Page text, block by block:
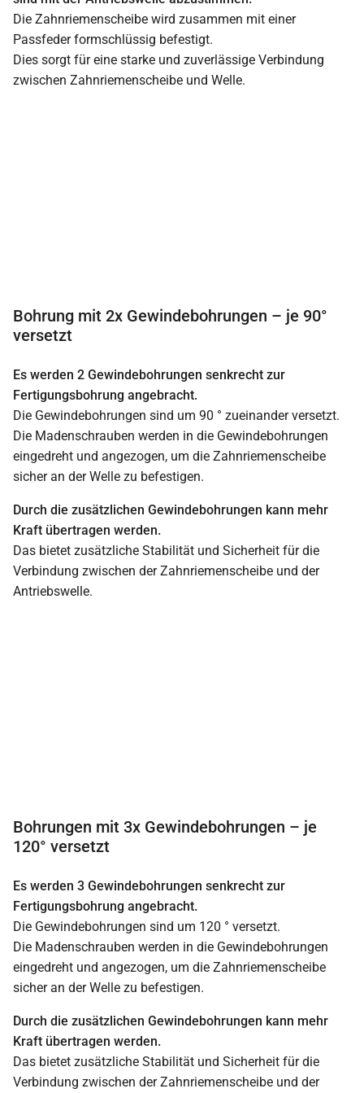
Die Zahnriemenscheibe wird zusammen mit einer
Passfeder formschlüssig befestigt.
Dies sorgt für eine starke und zuverlässige Verbindung
zwischen Zahnriemenscheibe und Welle.
Bohrung mit 2x Gewindebohrungen – je 90°
versetzt
Es werden 2 Gewindebohrungen senkrecht zur
Fertigungsbohrung angebracht.
Die Gewindebohrungen sind um 90 ° zueinander versetzt.
Die Madenschrauben werden in die Gewindebohrungen
eingedreht und angezogen, um die Zahnriemenscheibe
sicher an der Welle zu befestigen.
Durch die zusätzlichen Gewindebohrungen kann mehr
Kraft übertragen werden.
Das bietet zusätzliche Stabilität und Sicherheit für die
Verbindung zwischen der Zahnriemenscheibe und der
Antriebswelle.
Bohrungen mit 3x Gewindebohrungen – je
120° versetzt
Es werden 3 Gewindebohrungen senkrecht zur
Fertigungsbohrung angebracht.
Die Gewindebohrungen sind um 120 ° versetzt.
Die Madenschrauben werden in die Gewindebohrungen
eingedreht und angezogen, um die Zahnriemenscheibe
sicher an der Welle zu befestigen.
Durch die zusätzlichen Gewindebohrungen kann mehr
Kraft übertragen werden.
Das bietet zusätzliche Stabilität und Sicherheit für die
Verbindung zwischen der Zahnriemenscheibe und der